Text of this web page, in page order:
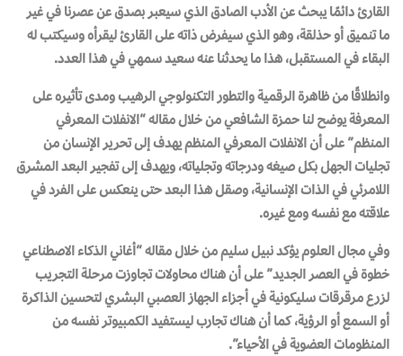
القارئ دائمًا يبحث عن الأدب الصادق الذي سيعبر بصدق عن عصرنا في غير
ما تنميق أو حذلقة، وهو الذي سيفرض ذاته على القارئ ليقرأه وسيكتب له
البقاء في المستقبل، هذا ما يحدثنا عنه سعيد سمهي في هذا العدد.
وانطلاقًا من ظاهرة الرقمية والتطور التكنولوجي الرهيب ومدى تأثيره على
المعرفة يوضح لنا حمزة الشافعي من خلال مقاله “الانفلات المعرفي
المنظم” على أن الانفلات المعرفي المنظم يهدف إلى تحرير الإنسان من
تجليات الجهل بكل صيغه ودرجاته وتجلياته، ويهدف إلى تفجير البعد المشرق
اللامرئي في الذات الإنسانية، وصقل هذا البعد حتى ينعكس على الفرد في
علاقته مع نفسه ومع غيره.
وفي مجال العلوم يؤكد نبيل سليم من خلال مقاله “أغاني الذكاء الاصطناعي
خطوة في العصر الجديد” على أن هناك محاولات تجاوزت مرحلة التجريب
لزرع مرقرقات سليكونية في أجزاء الجهاز العصبي البشري لتحسين الذاكرة
أو السمع أو الرؤية، كما أن هناك تجارب ليستفيد الكمبيوتر نفسه من
المنظومات العضوية في الأحياء”.